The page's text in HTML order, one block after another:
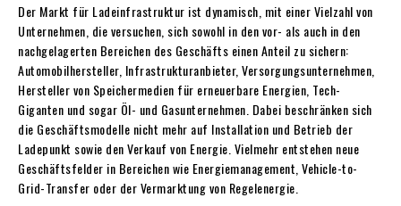
Der Markt für Ladeinfrastruktur ist dynamisch, mit einer Vielzahl von
Unternehmen, die versuchen, sich sowohl in den vor- als auch in den
nachgelagerten Bereichen des Geschäfts einen Anteil zu sichern:
Automobilhersteller, Infrastrukturanbieter, Versorgungsunternehmen,
Hersteller von Speichermedien für erneuerbare Energien, Tech-
Giganten und sogar Öl- und Gasunternehmen. Dabei beschränken sich
die Geschäftsmodelle nicht mehr auf Installation und Betrieb der
Ladepunkt sowie den Verkauf von Energie. Vielmehr entstehen neue
Geschäftsfelder in Bereichen wie Energiemanagement, Vehicle-to-
Grid-Transfer oder der Vermarktung von Regelenergie.